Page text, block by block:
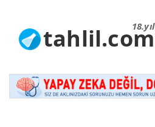
18.yıl
tahlil.com